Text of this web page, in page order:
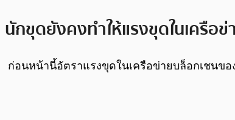
นักขุดยังคงทำให้แรงขุดในเครือ
ก่อนหน้านี้อัตราแรงขุดในเครือข่ายบล็อกเชนขอ